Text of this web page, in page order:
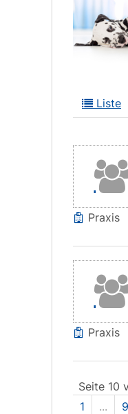
Liste
Praxis
Praxis
Seite 10
1
... 9